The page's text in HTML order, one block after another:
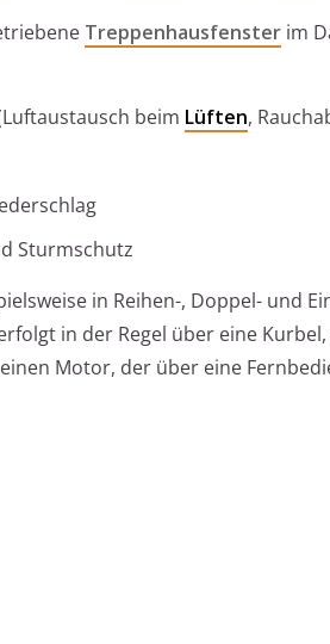
Treppenhausfenster im
beim Lüften,
Sturmschutz
in Reihen-, Doppel- und
in der Regel über eine
Motor, der über eine